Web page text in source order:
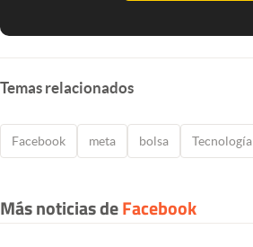
Temas relacionados
Facebook meta bolsa Tecnología
Más noticias deFacebook